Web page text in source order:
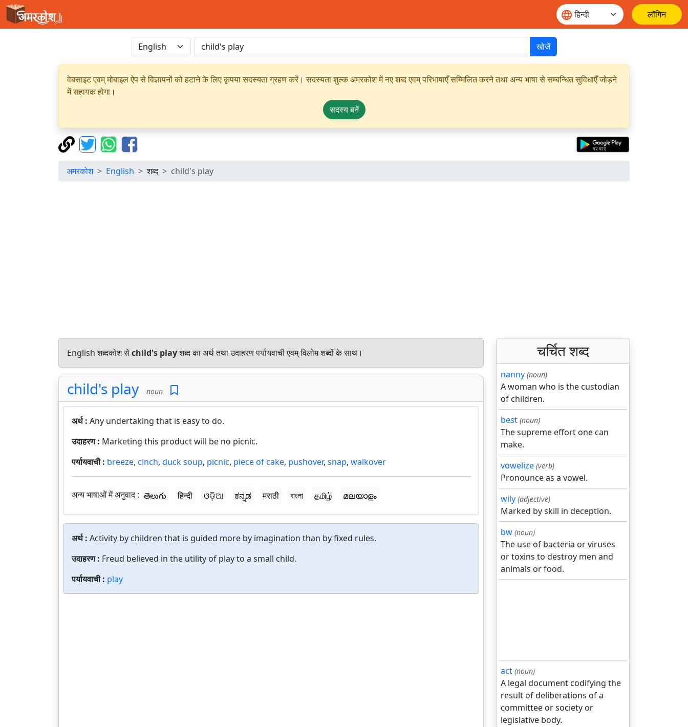
लॉगिन
खोजें
वेबसाइट एवम् मोबाइल ऐप से विज्ञापनों को हटाने के लिए कृपया सदस्यता ग्रहण करें। सदस्यता शुल्क अमरकोश में नए शब्द एवम् परिभाषाएँ सम्मिलित करने तथा अन्य भाषा से सम्बन्धित सुविधाएँ जोड़ने
में सहायक होगा।
सदस्य बनें
अमरकोश English शब्द child's play
English शब्दकोश सेchild's playशब्द का अर्थ तथा उदाहरण पर्यायवाची एवम् विलोम शब्दों के साथ।
child's play noun
अर्थ : Any undertaking that is easy to do.
उदाहरण : Marketing this product will be no picnic.
पर्यायवाची : breeze, cinch, duck soup, picnic, piece of cake, pushover, snap, walkover
अन्य भाषाओं में अनुवाद : తెలుగు हिन्दी ଓଡ଼ିଆ ಕನ್ನಡ मराठी বাংলা தமிழ் മലയാളം
अर्थ : Activity by children that is guided more by imagination than by fixed rules.
उदाहरण : Freud believed in the utility of play to a small child.
पर्यायवाची : play
चर्चित शब्द
nanny (noun)
A woman who is the custodian
of children.
best (noun)
The supreme effort one can
make.
vowelize (verb)
Pronounce as a vowel.
wily (adjective)
Marked by skill in deception.
bw (noun)
The use of bacteria or viruses
or toxins to destroy men and
animals or food.
act (noun)
A legal document codifying the
result of deliberations of a
committee or society or
legislative body.